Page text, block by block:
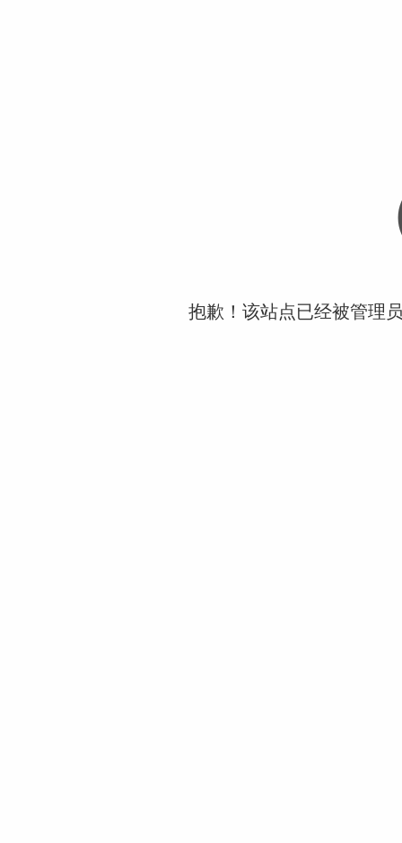
抱歉！该站点已经被管理